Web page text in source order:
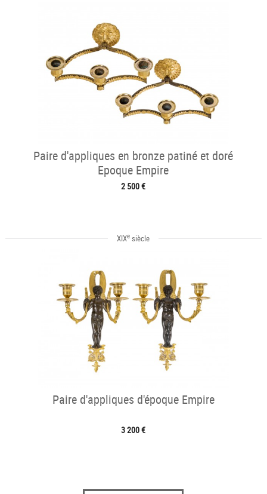
Paire d'appliques en bronze patiné et doré
Epoque Empire
2 500 €
XIXe siècle
Paire d'appliques d'époque Empire
3 200 €